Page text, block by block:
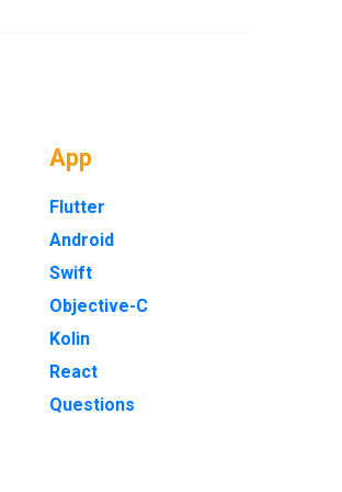
App
Flutter
Android
Swift
Objective-C
Kolin
React
Questions